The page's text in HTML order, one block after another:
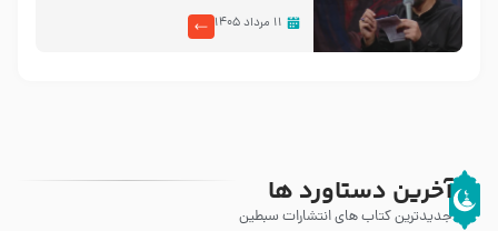
۱۱ مرداد ۱۴۰۵
آخرین دستاورد ها
جدیدترین کتاب های انتشارات سبطین